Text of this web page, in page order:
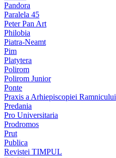
Pandora
Paralela 45
Peter Pan Art
Philobia
Piatra-Neamt
Pim
Platytera
Polirom
Polirom Junior
Ponte
Praxis a Arhiepiscopiei Ramnicului
Predania
Pro Universitaria
Prodromos
Prut
Publica
Revistei TIMPUL